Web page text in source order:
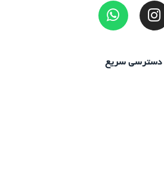
دسترسی سریع